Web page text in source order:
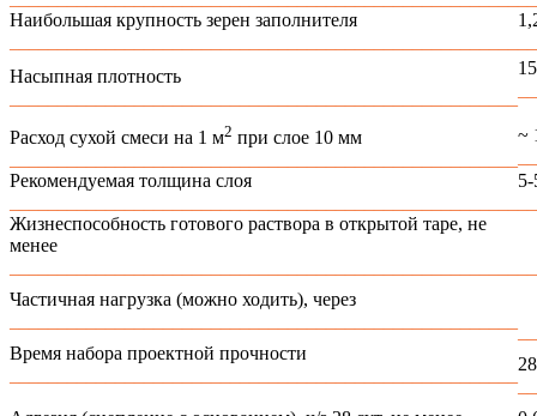
Наибольшая крупность зерен заполнителя
Насыпная плотность
Расход сухой смеси на 1 м2 при слое 10 мм
~
Рекомендуемая толщина слоя
Жизнеспособность готового раствора в открытой таре, не
менее
Частичная нагрузка (можно ходить), через
Время набора проектной прочности